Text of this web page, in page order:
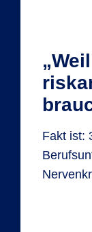
Zahlung
Fakt ist: